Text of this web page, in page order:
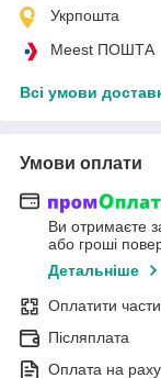
Укрпошта
Meest ПОШТА
Всі умови
Умови оплати
Ви отримаєте
або гроші
Детальніше
Оплатити
Післяплата
Оплата на